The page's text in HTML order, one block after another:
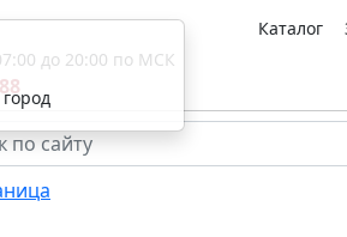
Каталог
до 20:00 по МСК